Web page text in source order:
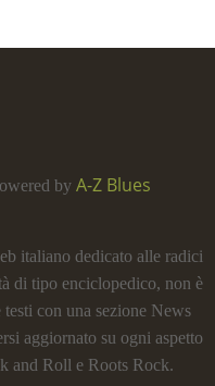
by A-Z Blues
italiano dedicato alle radici
di tipo enciclopedico, non è
con una sezione News
aggiornato su ogni aspetto
and Roll e Roots Rock.